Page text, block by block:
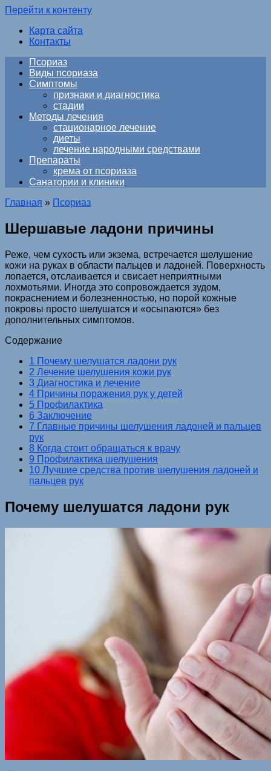
Перейти к контенту
Карта сайта
Контакты
Псориаз
Виды псориаза
Симптомы
признаки и диагностика
стадии
Методы лечения
стационарное лечение
диеты
лечение народными средствами
Препараты
крема от псориаза
Санатории и клиники
Главная » Псориаз
Шершавые ладони причины
Реже, чем сухость или экзема, встречается шелушение
кожи на руках в области пальцев и ладоней. Поверхность
лопается, отслаивается и свисает неприятными
лохмотьями. Иногда это сопровождается зудом,
покраснением и болезненностью, но порой кожные
покровы просто шелушатся и «осыпаются» без
дополнительных симптомов.
Содержание
1 Почему шелушатся ладони рук
2 Лечение шелушения кожи рук
3 Диагностика и лечение
4 Причины поражения рук у детей
5 Профилактика
6 Заключение
7 Главные причины шелушения ладоней и пальцев
рук
8 Когда стоит обращаться к врачу
9 Профилактика шелушения
10 Лучшие средства против шелушения ладоней и
пальцев рук
Почему шелушатся ладони рук